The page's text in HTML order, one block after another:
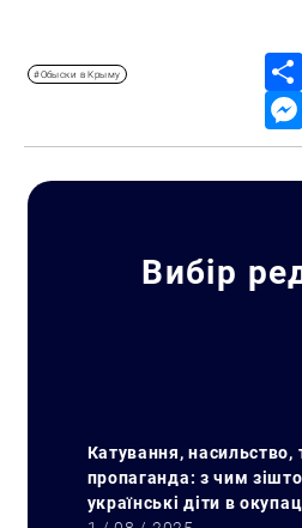
#Обыски в Крыму
Вибір
Катування, насильство,
пропаганда: з чим
українські діти в